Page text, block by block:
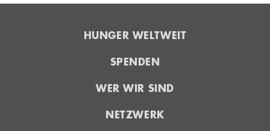
HUNGER WELTWEIT
SPENDEN
WER WIR SIND
NETZWERK